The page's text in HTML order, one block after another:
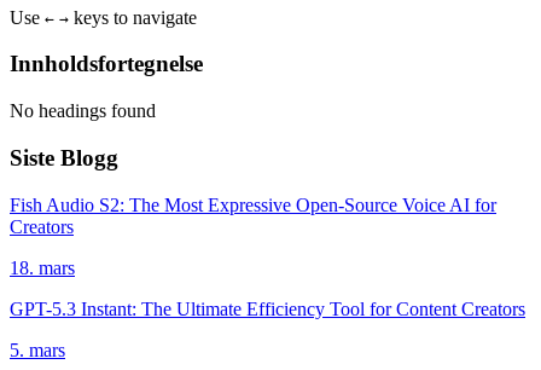
Use ← → keys to navigate
Innholdsfortegnelse
No headings found
Siste Blogg
Fish Audio S2: The Most Expressive Open-Source Voice AI for
Creators
18. mars
GPT-5.3 Instant: The Ultimate Efficiency Tool for Content Creators
5. mars